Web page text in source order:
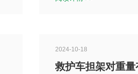
2024-10-18
救护车担架对重量